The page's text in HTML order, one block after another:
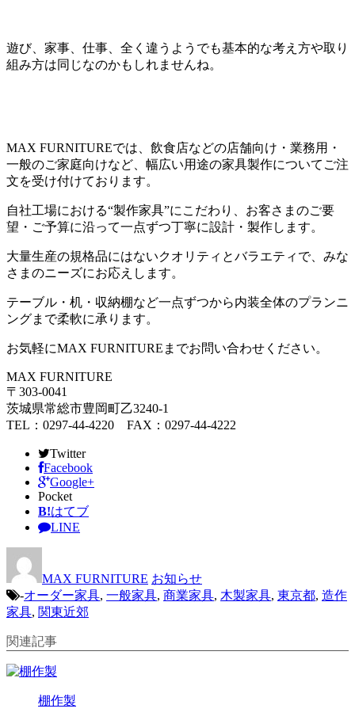
遊び、家事、仕事、全く違うようでも基本的な考え方や取り
組み方は同じなのかもしれませんね。
MAX FURNITUREでは、飲食店などの店舗向け・業務用・
一般のご家庭向けなど、幅広い用途の家具製作についてご注
文を受け付けております。
自社工場における“製作家具”にこだわり、お客さまのご要
望・ご予算に沿って一点ずつ丁寧に設計・製作します。
大量生産の規格品にはないクオリティとバラエティで、みな
さまのニーズにお応えします。
テーブル・机・収納棚など一点ずつから内装全体のプランニ
ングまで柔軟に承ります。
お気軽にMAX FURNITUREまでお問い合わせください。
MAX FURNITURE
〒303-0041
茨城県常総市豊岡町乙3240-1
TEL：0297-44-4220 FAX：0297-44-4222
Twitter
Facebook
Google+
Pocket
B!はてブ
LINE
MAX FURNITURE お知らせ
-オーダー家具, 一般家具, 商業家具, 木製家具, 東京都, 造作
家具, 関東近郊
関連記事
棚作製